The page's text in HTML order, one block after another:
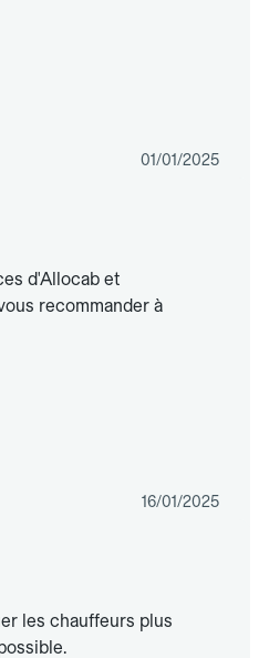
01/01/2025
d'Allocab et
recommander à
16/01/2025
les chauffeurs plus